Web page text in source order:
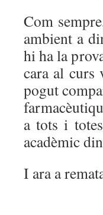
Com
ambient a
hi ha la
cara al curs
pogut
a tots i
acadèmic
I ara a